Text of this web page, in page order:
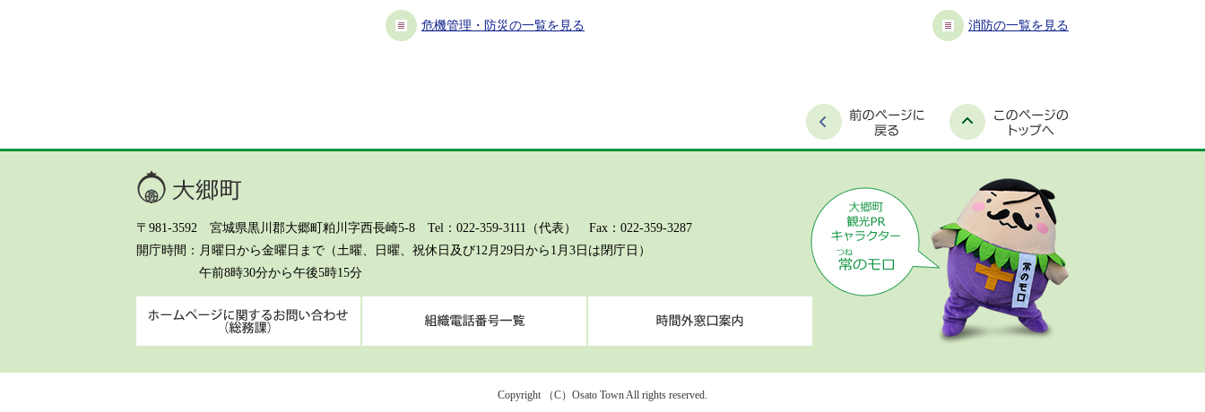
危機管理・防災の一覧を見る 消防の一覧を見る
〒981-3592 宮城県黒川郡大郷町粕川字西長崎5-8 Tel：022-359-3111（代表） Fax：022-359-3287
開庁時間
月曜日から金曜日まで（土曜、日曜、祝休日及び12月29日から1月3日は閉庁日）
午前8時30分から午後5時15分
Copyright （C）Osato Town All rights reserved.